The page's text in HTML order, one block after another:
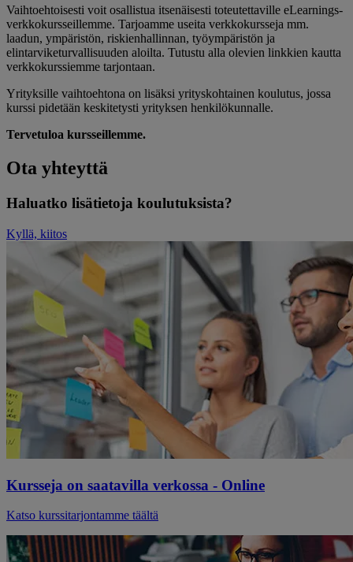
Vaihtoehtoisesti voit osallistua itsenäisesti toteutettaville eLearnings-
verkkokursseillemme. Tarjoamme useita verkkokursseja mm.
laadun, ympäristön, riskienhallinnan, työympäristön ja
elintarviketurvallisuuden aloilta. Tutustu alla olevien linkkien kautta
verkkokurssiemme tarjontaan.
Yrityksille vaihtoehtona on lisäksi yrityskohtainen koulutus, jossa
kurssi pidetään keskitetysti yrityksen henkilökunnalle.
Tervetuloa kursseillemme.
Ota yhteyttä
Haluatko lisätietoja koulutuksista?
Kyllä, kiitos
Kursseja on saatavilla verkossa - Online
Katso kurssitarjontamme täältä